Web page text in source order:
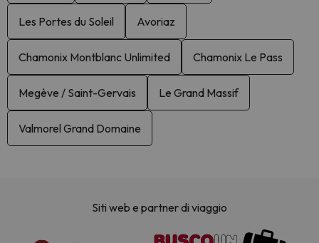
Les Portes du Soleil Avoriaz
Chamonix Montblanc Unlimited Chamonix Le Pass
Megève / Saint-Gervais Le Grand Massif
Valmorel Grand Domaine
Siti web e partner di viaggio